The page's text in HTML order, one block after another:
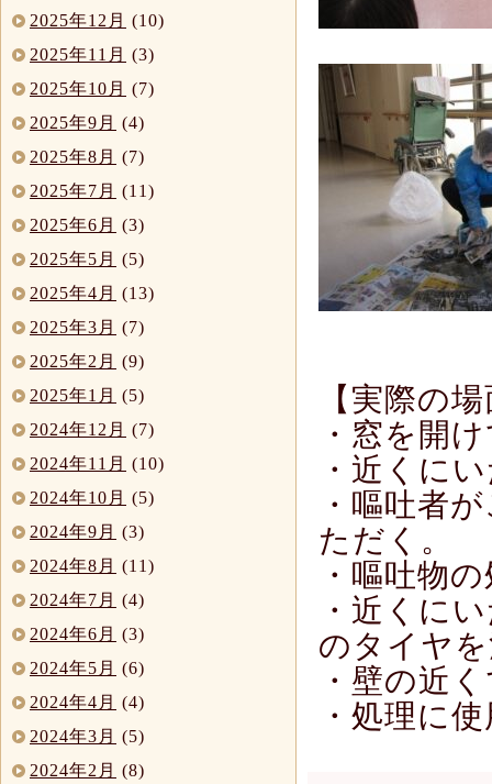
2025年12月 (10)
2025年11月 (3)
2025年10月 (7)
2025年9月 (4)
2025年8月 (7)
2025年7月 (11)
2025年6月 (3)
2025年5月 (5)
2025年4月 (13)
2025年3月 (7)
2025年2月 (9)
2025年1月 (5)
2024年12月 (7)
2024年11月 (10)
2024年10月 (5)
2024年9月 (3)
2024年8月 (11)
2024年7月 (4)
2024年6月 (3)
2024年5月 (6)
2024年4月 (4)
2024年3月 (5)
2024年2月 (8)
【実際の
・窓を開
・近くに
・嘔吐者
ただく。
・嘔吐物
・近くに
のタイヤ
・壁の近
・処理に